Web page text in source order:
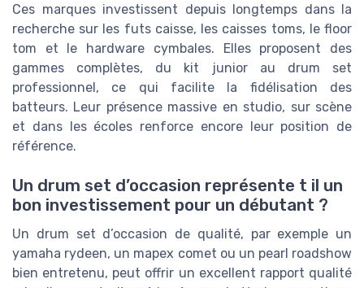
Ces marques investissent depuis longtemps dans la
recherche sur les futs caisse, les caisses toms, le floor
tom et le hardware cymbales. Elles proposent des
gammes complètes, du kit junior au drum set
professionnel, ce qui facilite la fidélisation des
batteurs. Leur présence massive en studio, sur scène
et dans les écoles renforce encore leur position de
référence.
Un drum set d’occasion représente t il un
bon investissement pour un débutant ?
Un drum set d’occasion de qualité, par exemple un
yamaha rydeen, un mapex comet ou un pearl roadshow
bien entretenu, peut offrir un excellent rapport qualité